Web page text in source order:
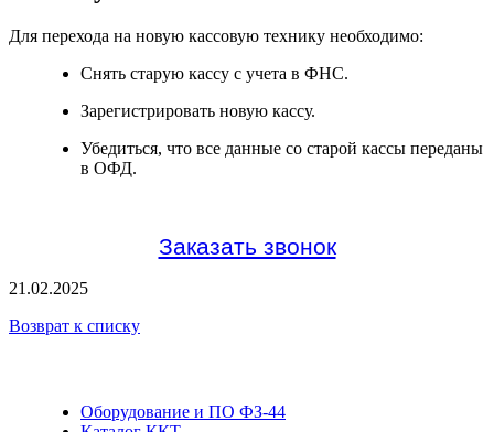
Для перехода на новую кассовую технику необходимо:
Снять старую кассу с учета в ФНС.
Зарегистрировать новую кассу.
Убедиться, что все данные со старой кассы переданы
в ОФД.
Заказать звонок
21.02.2025
Возврат к списку
Оборудование и ПО ФЗ-44